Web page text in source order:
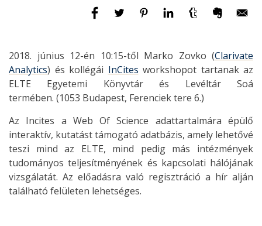
2018. június 12-én 10:15-től Marko Zovko (Clarivate
Analytics) és kollégái InCites workshopot tartanak az
ELTE Egyetemi Könyvtár és Levéltár Soá
termében. (1053 Budapest, Ferenciek tere 6.)
Az Incites a Web Of Science adattartalmára épülő
interaktív, kutatást támogató adatbázis, amely lehetővé
teszi mind az ELTE, mind pedig más intézmények
tudományos teljesítményének és kapcsolati hálójának
vizsgálatát. Az előadásra való regisztráció a hír alján
található felületen lehetséges.